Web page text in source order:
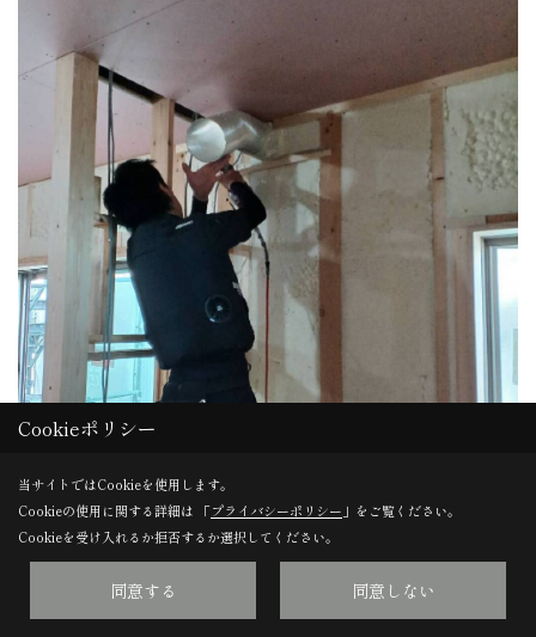
Cookieポリシー
当サイトではCookieを使用します。
Cookieの使用に関する詳細は 「プライバシーポリシー 」をご覧ください。
Cookieを受け入れるか拒否するか選択してください。
同意する 同意しない